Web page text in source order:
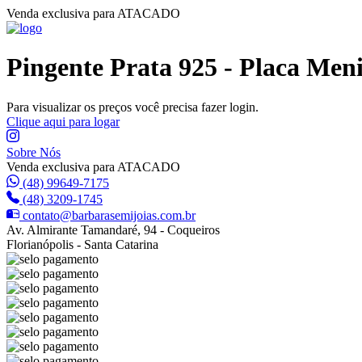
Venda exclusiva para ATACADO
Pingente Prata 925 - Placa
Para visualizar os preços você precisa fazer login.
Clique aqui para logar
Sobre Nós
Venda exclusiva para ATACADO
(48) 99649-7175
(48) 3209-1745
contato@barbarasemijoias.com.br
Av. Almirante Tamandaré, 94 - Coqueiros
Florianópolis - Santa Catarina